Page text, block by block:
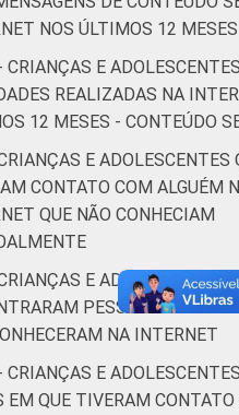
anos
Até 1 SM
Mais de 1
Mais de 2
SM até 3 SM
Mais de 3
SM
renda
NOS ÚLTIMOS 12 MESES
CRIANÇAS E
REALIZADAS NA
12 MESES - CONTEÚDO
E ADOLESCENTES
CONTATO COM ALGUÉM
QUE NÃO CONHECIAM
E ADOLESCENTES
PESSOALMENTE
NA INTERNET
CRIANÇAS E
EM QUE TIVERAM CONTATO